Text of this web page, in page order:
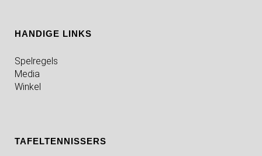
HANDIGE LINKS
Spelregels
Media
Winkel
TAFELTENNISSERS